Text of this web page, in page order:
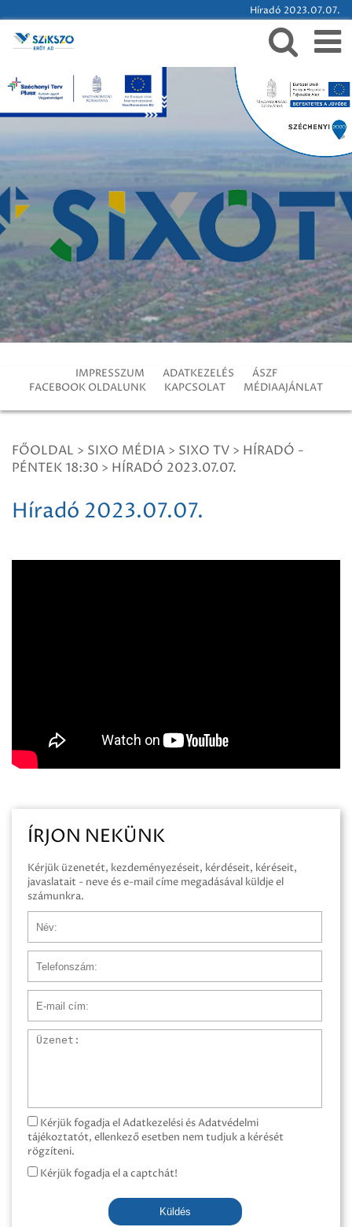
Híradó 2023.07.07.
IMPRESSZUM ADATKEZELÉS
ÁSZF
FACEBOOK OLDALUNK
KAPCSOLAT MÉDIAAJÁNLAT
FŐOLDAL > SIXO MÉDIA > SIXO TV > HÍRADÓ -
PÉNTEK 18:30 > HÍRADÓ 2023.07.07.
Híradó 2023.07.07.
ÍRJON NEKÜNK
Kérjük üzenetét, kezdeményezéseit, kérdéseit, kéréseit,
javaslatait - neve és e-mail címe megadásával küldje el
számunkra.
Üzenet
Kérjük fogadja el Adatkezelési és Adatvédelmi
tájékoztatót, ellenkező esetben nem tudjuk a kérését
rögzíteni.
Kérjük fogadja el a captchát!
Küldés